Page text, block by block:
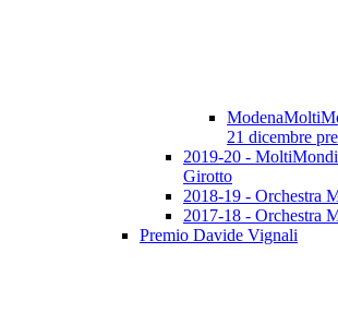
21 dicembre
2019-20 -
Girotto
2018-19 - Orchestra
2017-18 - Orchestra
Premio Davide Vignali